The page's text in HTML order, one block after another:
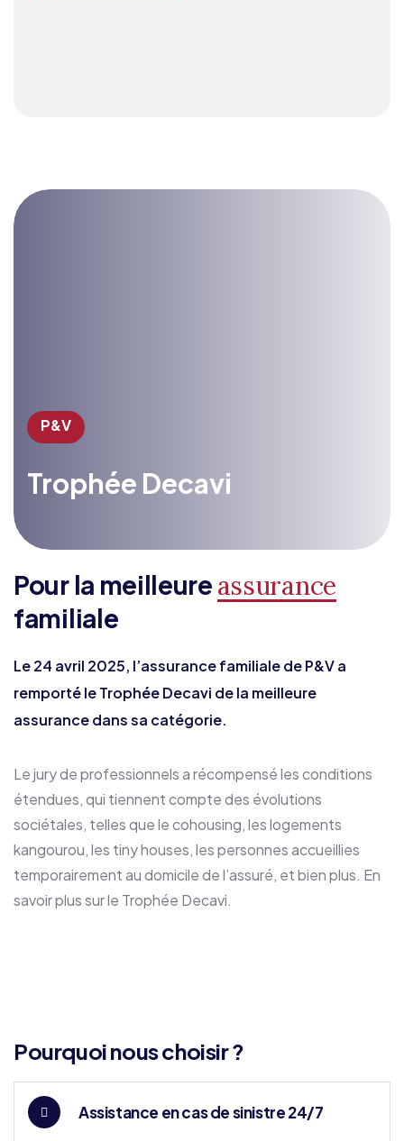
P&V
Trophée Decavi
Pour la meilleure assurance
familiale
Le 24 avril 2025, l’assurance familiale de P&V a
remporté le Trophée Decavi de la meilleure
assurance dans sa catégorie.
Le jury de professionnels a récompensé les conditions
étendues, qui tiennent compte des évolutions
sociétales, telles que le cohousing, les logements
kangourou, les tiny houses, les personnes accueillies
temporairement au domicile de l’assuré, et bien plus. En
savoir plus sur le Trophée Decavi.
Pourquoi nous choisir ?
Assistance en cas de sinistre 24/7